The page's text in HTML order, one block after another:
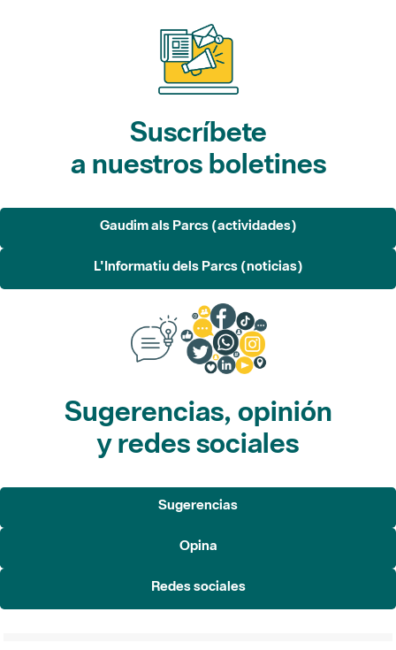
Suscríbete
a nuestros boletines
Gaudim als Parcs (actividades)
L'Informatiu dels Parcs (noticias)
Sugerencias, opinión
y redes sociales
Sugerencias
Opina
Redes sociales